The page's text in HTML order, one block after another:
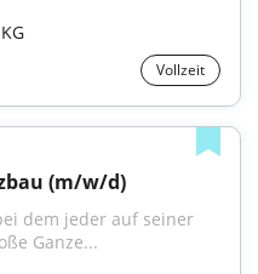
Vollzeit
(m/w/d)
dem jeder auf seiner
Ganze...